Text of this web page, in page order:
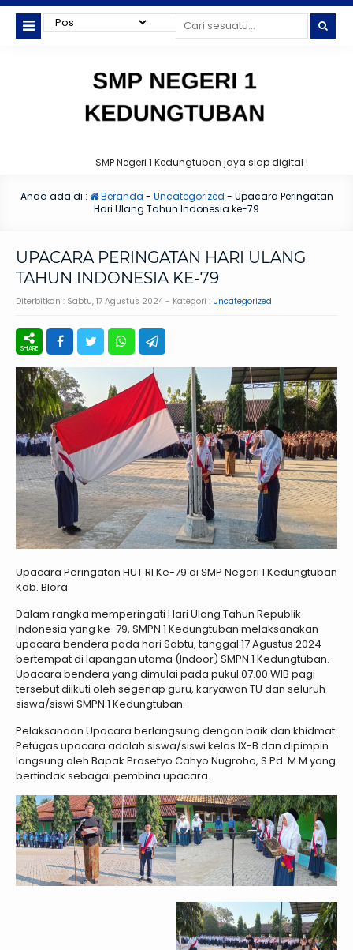
SMP Negeri 1 Kedungtuban jaya siap digital !
Anda ada di : Beranda - Uncategorized - Upacara Peringatan
Hari Ulang Tahun Indonesia ke-79
UPACARA PERINGATAN HARI ULANG
TAHUN INDONESIA KE-79
Diterbitkan : Sabtu, 17 Agustus 2024 - Kategori : Uncategorized
Upacara Peringatan HUT RI Ke-79 di SMP Negeri 1 Kedungtuban
Kab. Blora
Dalam rangka memperingati Hari Ulang Tahun Republik
Indonesia yang ke-79, SMPN 1 Kedungtuban melaksanakan
upacara bendera pada hari Sabtu, tanggal 17 Agustus 2024
bertempat di lapangan utama (Indoor) SMPN 1 Kedungtuban.
Upacara bendera yang dimulai pada pukul 07.00 WIB pagi
tersebut diikuti oleh segenap guru, karyawan TU dan seluruh
siswa/siswi SMPN 1 Kedungtuban.
Pelaksanaan Upacara berlangsung dengan baik dan khidmat.
Petugas upacara adalah siswa/siswi kelas IX-B dan dipimpin
langsung oleh Bapak Prasetyo Cahyo Nugroho, S.Pd. M.M yang
bertindak sebagai pembina upacara.